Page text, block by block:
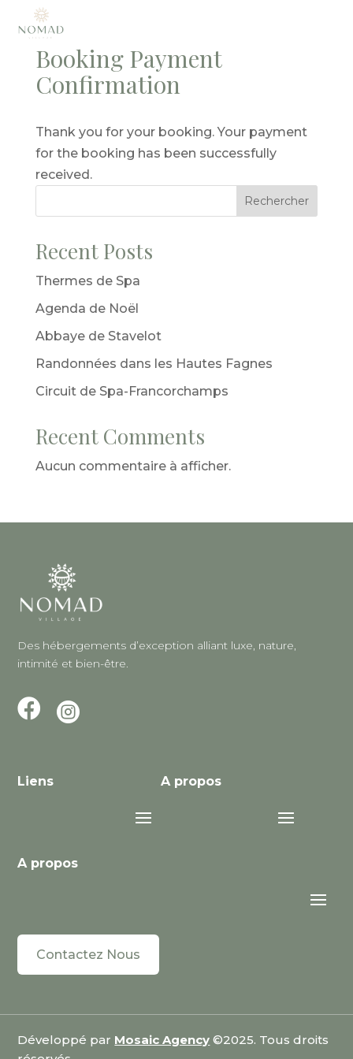
Booking Payment
Confirmation
Thank you for your booking. Your payment
for the booking has been successfully
received.
Rechercher
Recent Posts
Thermes de Spa
Agenda de Noël
Abbaye de Stavelot
Randonnées dans les Hautes Fagnes
Circuit de Spa-Francorchamps
Recent Comments
Aucun commentaire à afficher.
Des hébergements d’exception alliant luxe, nature,
intimité et bien-être.
 
Liens A propos
A propos
Contactez Nous
Développé par Mosaic Agency ©2025. Tous droits